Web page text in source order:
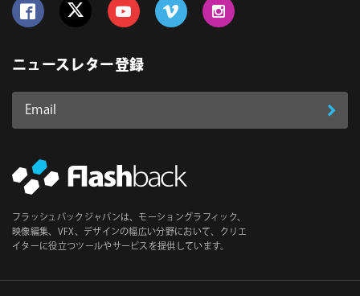
ニュースレター登録
Email
ス
必
須
登
フラッシュバックジャパンは、モーショングラフィック、
映像編集、VFX、デザインの幅広い分野において、クリエ
イターに役立つツールやサービスを提供しています。